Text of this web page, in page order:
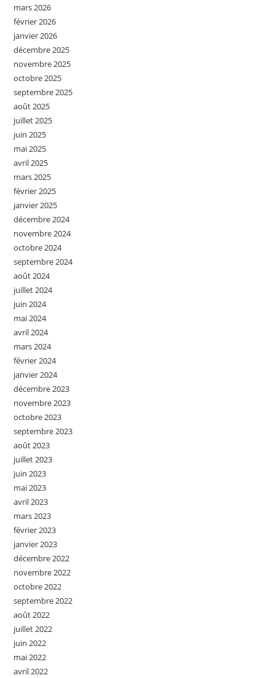
mars 2026
février 2026
janvier 2026
décembre 2025
novembre 2025
octobre 2025
septembre 2025
août 2025
juillet 2025
juin 2025
mai 2025
avril 2025
mars 2025
février 2025
janvier 2025
décembre 2024
novembre 2024
octobre 2024
septembre 2024
août 2024
juillet 2024
juin 2024
mai 2024
avril 2024
mars 2024
février 2024
janvier 2024
décembre 2023
novembre 2023
octobre 2023
septembre 2023
août 2023
juillet 2023
juin 2023
mai 2023
avril 2023
mars 2023
février 2023
janvier 2023
décembre 2022
novembre 2022
octobre 2022
septembre 2022
août 2022
juillet 2022
juin 2022
mai 2022
avril 2022